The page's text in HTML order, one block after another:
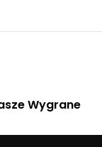
Wygrane